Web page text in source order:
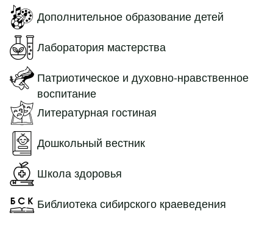
Дополнительное образование детей
Лаборатория мастерства
Патриотическое и духовно-нравственное
воспитание
Литературная гостиная
Дошкольный вестник
Школа здоровья
Библиотека сибирского краеведения